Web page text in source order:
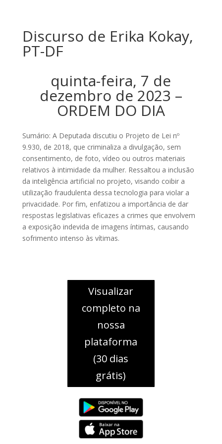
Discurso de Erika Kokay,
PT-DF
quinta-feira, 7 de
dezembro de 2023 –
ORDEM DO DIA
Sumário: A Deputada discutiu o Projeto de Lei nº
9.930, de 2018, que criminaliza a divulgação, sem
consentimento, de foto, vídeo ou outros materiais
relativos à intimidade da mulher. Ressaltou a inclusão
da inteligência artificial no projeto, visando coibir a
utilização fraudulenta dessa tecnologia para violar a
privacidade. Por fim, enfatizou a importância de dar
respostas legislativas eficazes a crimes que envolvem
a exposição indevida de imagens íntimas, causando
sofrimento intenso às vítimas.
Visualizar
completo na
nossa
plataforma
(30 dias
grátis)